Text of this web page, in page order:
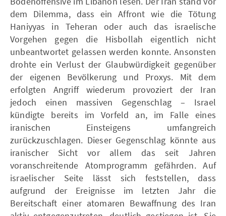
dem Dilemma, dass ein Affront wie die Tötung
Haniyyas in Teheran oder auch das israelische
Vorgehen gegen die Hisbollah eigentlich nicht
unbeantwortet gelassen werden konnte. Ansonsten
drohte ein Verlust der Glaubwürdigkeit gegenüber
der eigenen Bevölkerung und Proxys. Mit dem
erfolgten Angriff wiederum provoziert der Iran
jedoch einen massiven Gegenschlag – Israel
kündigte bereits im Vorfeld an, im Falle eines
iranischen Einsteigens umfangreich
zurückzuschlagen. Dieser Gegenschlag könnte aus
iranischer Sicht vor allem das seit Jahren
voranschreitende Atomprogramm gefährden. Auf
israelischer Seite lässt sich feststellen, dass
aufgrund der Ereignisse im letzten Jahr die
Bereitschaft einer atomaren Bewaffnung des Iran